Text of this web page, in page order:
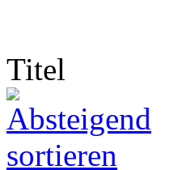
Titel